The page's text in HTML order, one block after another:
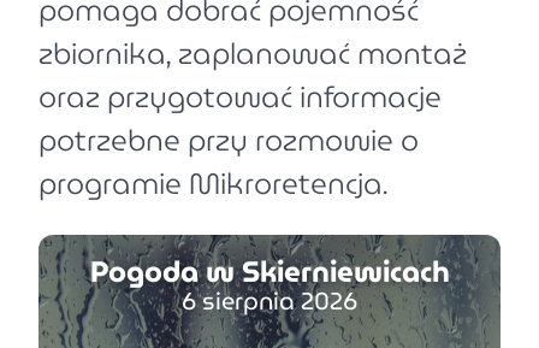
pomaga dobrać pojemność
zbiornika, zaplanować montaż
oraz przygotować informacje
potrzebne przy rozmowie o
programie Mikroretencja.
Pogoda w Skierniewicach
6 sierpnia 2026